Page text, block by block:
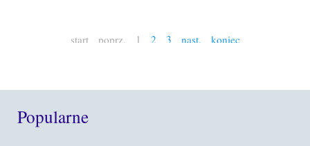
start poprz. 1 2 3 nast. koniec
Popularne